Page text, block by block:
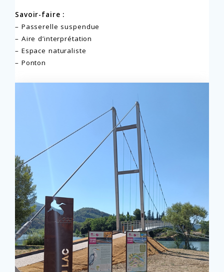
Savoir-faire :
– Passerelle suspendue
– Aire d’interprétation
– Espace naturaliste
– Ponton